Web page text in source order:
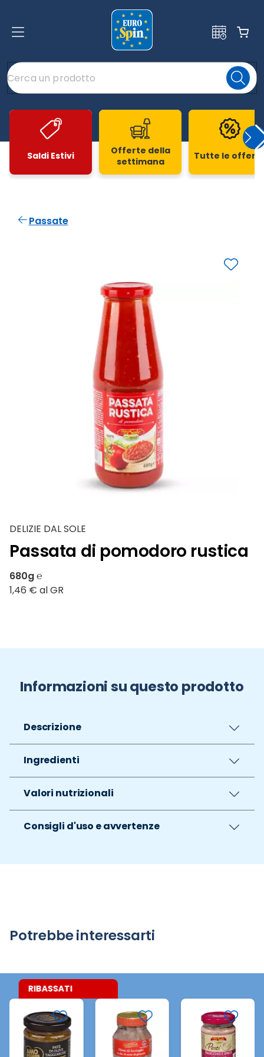
Saldi Estivi
Offerte della
settimana
Tutte le
Passate
DELIZIE DAL SOLE
Passata di pomodoro rustica
680g ℮
1,46 € al GR
Informazioni su questo prodotto
Descrizione
Ingredienti
Valori nutrizionali
Consigli d'uso e avvertenze
Potrebbe interessarti
RIBASSATI